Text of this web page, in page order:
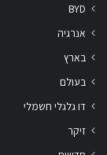
BYD
אנרגיה
בארץ
בעולם
דו גלגלי חשמלי
זיקר